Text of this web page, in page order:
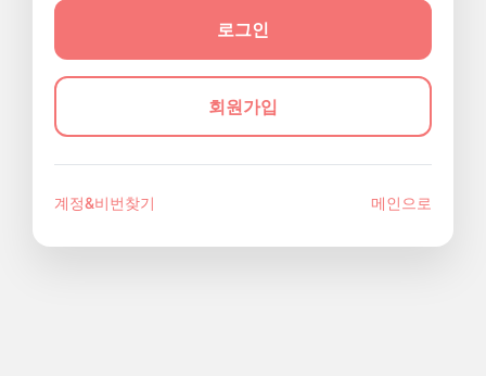
회원가입
계정&비번찾기 메인으로